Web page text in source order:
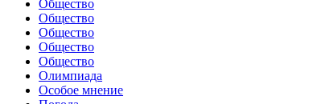
Общество
Общество
Общество
Общество
Общество
Олимпиада
Особое мнение